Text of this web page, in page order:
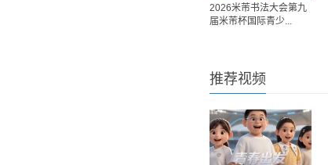
2026米芾书法大会第九
届米芾杯国际青少...
推荐视频